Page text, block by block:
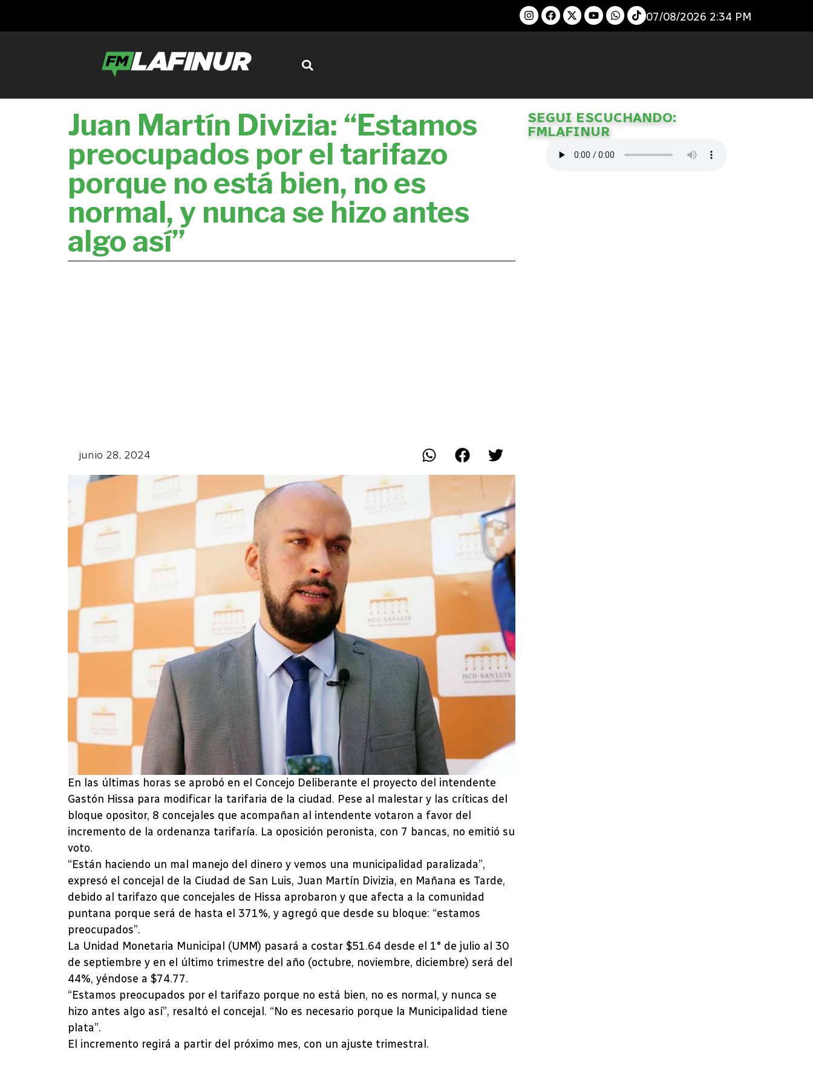
07/08/2026 2:34 PM
Juan Martín Divizia: “Estamos
preocupados por el tarifazo
porque no está bien, no es
normal, y nunca se hizo antes
algo así”
junio 28, 2024
En las últimas horas se aprobó en el Concejo Deliberante el proyecto del intendente
Gastón Hissa para modificar la tarifaria de la ciudad. Pese al malestar y las críticas del
bloque opositor, 8 concejales que acompañan al intendente votaron a favor del
incremento de la ordenanza tarifaría. La oposición peronista, con 7 bancas, no emitió su
voto.
“Están haciendo un mal manejo del dinero y vemos una municipalidad paralizada”,
expresó el concejal de la Ciudad de San Luis, Juan Martín Divizia, en Mañana es Tarde,
debido al tarifazo que concejales de Hissa aprobaron y que afecta a la comunidad
puntana porque será de hasta el 371%, y agregó que desde su bloque: “estamos
preocupados”.
La Unidad Monetaria Municipal (UMM) pasará a costar $51.64 desde el 1° de julio al 30
de septiembre y en el último trimestre del año (octubre, noviembre, diciembre) será del
44%, yéndose a $74.77.
“Estamos preocupados por el tarifazo porque no está bien, no es normal, y nunca se
hizo antes algo así”, resaltó el concejal. “No es necesario porque la Municipalidad tiene
plata”.
El incremento regirá a partir del próximo mes, con un ajuste trimestral.
SEGUI ESCUCHANDO:
FMLAFINUR